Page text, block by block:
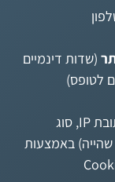
(שדות דינמיים
לטופס)
נתוני שימוש באתר (לרבות כתובת IP, סוג
באמצעות